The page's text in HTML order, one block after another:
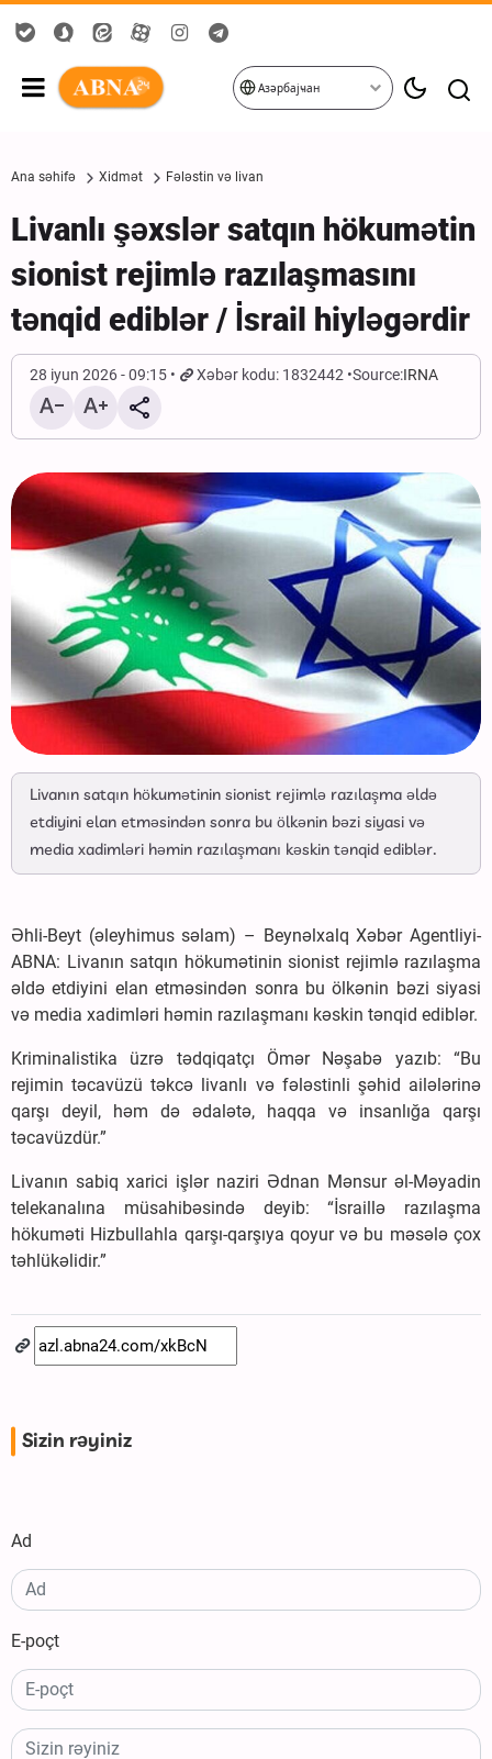
Азәрбајҹан
Ana səhifə Xidmət Fələstin və livan
Livanlı şəxslər satqın hökumətin
sionist rejimlə razılaşmasını
tənqid ediblər / İsrail hiyləgərdir
28 iyun 2026 - 09:15 Xəbər kodu: 1832442 Source:IRNA
Livanın satqın hökumətinin sionist rejimlə razılaşma əldə
etdiyini elan etməsindən sonra bu ölkənin bəzi siyasi və
media xadimləri həmin razılaşmanı kəskin tənqid ediblər.
Əhli-Beyt (əleyhimus səlam) – Beynəlxalq Xəbər Agentliyi-
ABNA: Livanın satqın hökumətinin sionist rejimlə razılaşma
əldə etdiyini elan etməsindən sonra bu ölkənin bəzi siyasi
və media xadimləri həmin razılaşmanı kəskin tənqid ediblər.
Kriminalistika üzrə tədqiqatçı Ömər Nəşabə yazıb: “Bu
rejimin təcavüzü təkcə livanlı və fələstinli şəhid ailələrinə
qarşı deyil, həm də ədalətə, haqqa və insanlığa qarşı
təcavüzdür.”
Livanın sabiq xarici işlər naziri Ədnan Mənsur əl-Məyadin
telekanalına müsahibəsində deyib: “İsraillə razılaşma
hökuməti Hizbullahla qarşı-qarşıya qoyur və bu məsələ çox
təhlükəlidir.”
Sizin rəyiniz
Ad
E-poçt